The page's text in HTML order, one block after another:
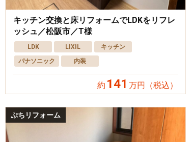
キッチン交換と床リフォームでLDKをリフレ
ッシュ／松阪市／T様
LDK LIXIL
キッチン
パナソニック
内装
約 141 万円（税込）
ぷちリフォーム